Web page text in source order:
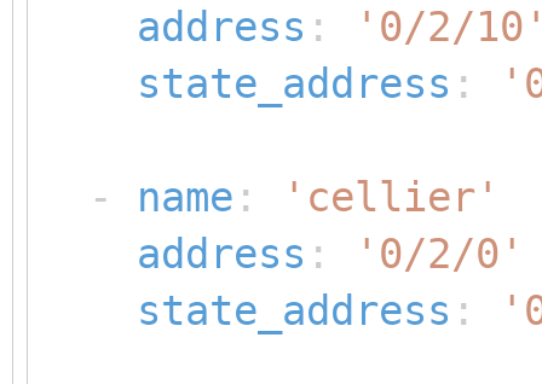
address :
'0/2/
state_address :
- name :
'cellier'
address :
'0/2/0'
state_address :